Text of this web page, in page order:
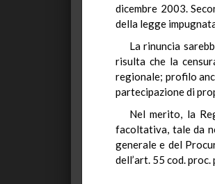
dicembre 2003.
della legge
La rinuncia
risulta che la
regionale; profilo
partecipazione di
Nel merito, la
facoltativa, tale da
generale e del
dell’art. 55 cod.